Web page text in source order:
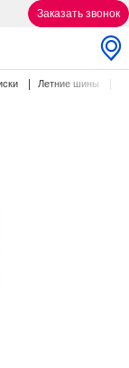
Заказать звонок
Летние шины